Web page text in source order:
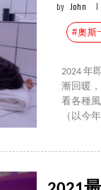
by John
#奧斯
2024 年
漸回暖
看各種
（以今